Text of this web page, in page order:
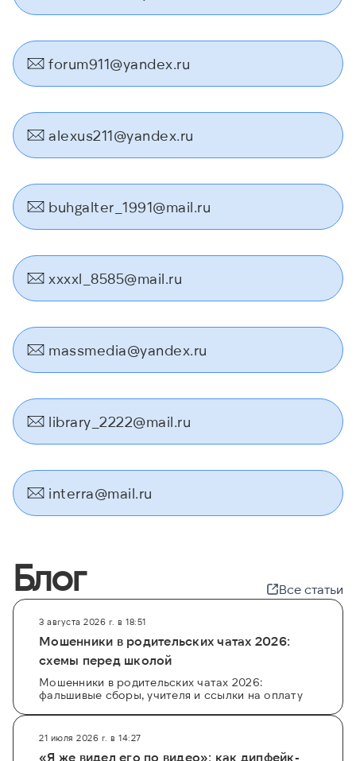
forum911@yandex.ru
alexus211@yandex.ru
buhgalter_1991@mail.ru
xxxxl_8585@mail.ru
massmedia@yandex.ru
library_2222@mail.ru
interra@mail.ru
Блог Все статьи
3 августа 2026 г. в 18:51
Мошенники в родительских чатах 2026:
схемы перед школой
Мошенники в родительских чатах 2026:
фальшивые сборы, учителя и ссылки на оплату
21 июля 2026 г. в 14:27
«Я же видел его по видео»: как дипфейк-